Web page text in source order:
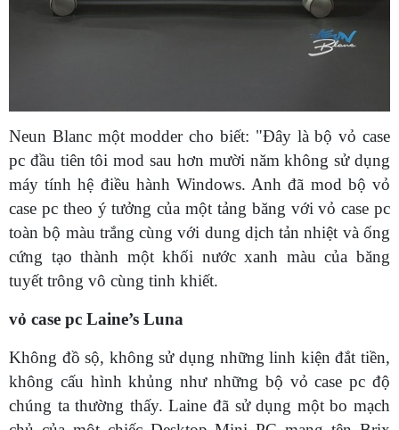
Neun Blanc một modder cho biết: "Đây là bộ vỏ case
pc đầu tiên tôi mod sau hơn mười năm không sử dụng
máy tính hệ điều hành Windows. Anh đã mod bộ vỏ
case pc theo ý tưởng của một tảng băng với vỏ case pc
toàn bộ màu trắng cùng với dung dịch tản nhiệt và ống
cứng tạo thành một khối nước xanh màu của băng
tuyết trông vô cùng tinh khiết.
vỏ case pc Laine’s Luna
Không đồ sộ, không sử dụng những linh kiện đắt tiền,
không cấu hình khủng như những bộ vỏ case pc độ
chúng ta thường thấy. Laine đã sử dụng một bo mạch